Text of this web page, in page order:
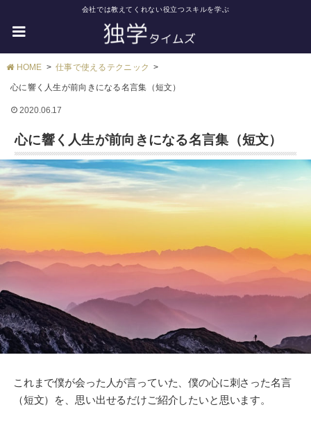
会社では教えてくれない役立つスキルを学ぶ
HOME 仕事で使えるテクニック
心に響く人生が前向きになる名言集（短文）
2020.06.17
心に響く人生が前向きになる名言集（短文）
これまで僕が会った人が言っていた、僕の心に刺さった名言
（短文）を、思い出せるだけご紹介したいと思います。